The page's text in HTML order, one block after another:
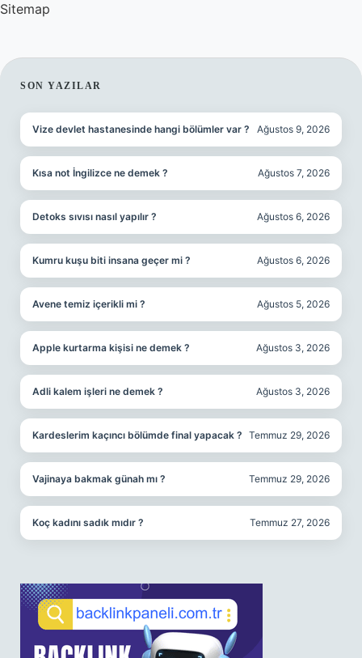
Sitemap
SIDEBAR
SON YAZILAR
Vize devlet hastanesinde hangi bölümler var ? Ağustos 9, 2026
Kısa not İngilizce ne demek ? Ağustos 7, 2026
Detoks sıvısı nasıl yapılır ? Ağustos 6, 2026
Kumru kuşu biti insana geçer mi ? Ağustos 6, 2026
Avene temiz içerikli mi ? Ağustos 5, 2026
Apple kurtarma kişisi ne demek ? Ağustos 3, 2026
Adli kalem işleri ne demek ? Ağustos 3, 2026
Kardeslerim kaçıncı bölümde final yapacak ? Temmuz 29, 2026
Vajinaya bakmak günah mı ? Temmuz 29, 2026
Koç kadını sadık mıdır ? Temmuz 27, 2026